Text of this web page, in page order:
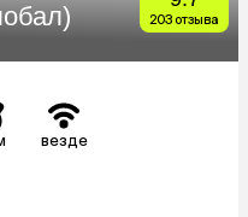
203 отзыва
везде